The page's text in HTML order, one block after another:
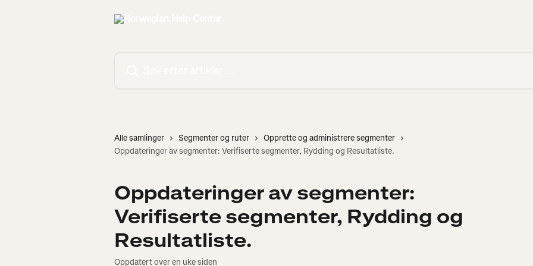
Alle samlinger Segmenter og ruter
Opprette og administrere segmenter
Oppdateringer av segmenter: Verifiserte segmenter, Rydding og Resultatliste.
Oppdateringer av segmenter:
Verifiserte segmenter, Rydding og
Resultatliste.
Oppdatert over en uke siden